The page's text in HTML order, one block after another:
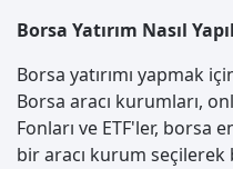
Borsa Yatırım Nasıl
Borsa yatırımı yapmak
Borsa aracı kurumları,
Fonları ve ETF'ler, borsa
bir aracı kurum seçilerek